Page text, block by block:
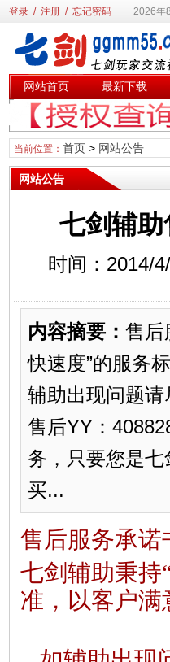
登录/ 注册/ 忘记密码 2026年
网站首页 最新下载
当前位置： 首页> 网站公告
网站公告
七剑辅
时间：
内容摘要： 售后
快速度”的服务
辅助出现问题
售后YY：
务，只要您是
买...
售后服务承诺
七剑辅助秉持
准，以客户